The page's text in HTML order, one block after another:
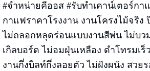
#จำหน่ายคีออส #รับทำเคาน์เตอร์กา
กาแฟราคาโรงงาน งานโครงไม้จริง
ไม่ถลอกหลุดร่อนแบบงานสีพ่น ไม่บว
เกิลบอร์ด ไม่อมฝุ่นเหลือง ดำโทรมเร็
งานกึ่งบิลท์กึ่งลอยตัว ไม่ฝังผนัง สวย